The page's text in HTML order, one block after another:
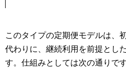
このタイプの定期便モデルは、
代わりに、継続利用を前提とし
す。仕組みとしては次の通りです